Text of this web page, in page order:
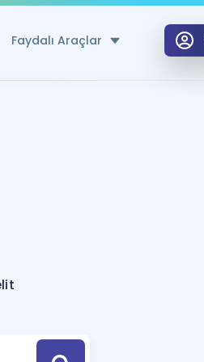
Faydalı Araçlar
Hesaplama Aracı
için Öneriler
Tek Takvimde